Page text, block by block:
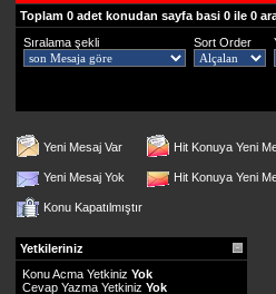
Toplam 0 adet konudan sayfa basi 0 ile 0
Sıralama şekli
Sort Order
Yeni Mesaj Var Hit Konuya Yeni
Yeni Mesaj Yok Hit Konuya Yeni
Konu Kapatılmıştır
Yetkileriniz
Konu Acma Yetkiniz Yok
Cevap Yazma Yetkiniz Yok